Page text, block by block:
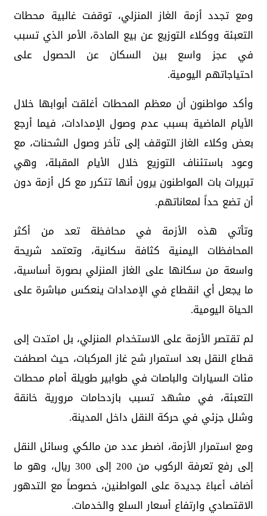
ومع تجدد أزمة الغاز المنزلي، توقفت غالبية محطات
التعبئة ووكلاء التوزيع عن بيع المادة، الأمر الذي تسبب
في عجز واسع بين السكان عن الحصول على
احتياجاتهم اليومية.
وأكد مواطنون أن معظم المحطات أغلقت أبوابها خلال
الأيام الماضية بسبب عدم وصول الإمدادات، فيما أرجع
بعض وكلاء الغاز التوقف إلى تأخر وصول الشحنات، مع
وعود باستئناف التوزيع خلال الأيام المقبلة، وهي
تبريرات بات المواطنون يرون أنها تتكرر مع كل أزمة دون
أن تضع حداً لمعاناتهم.
وتأتي هذه الأزمة في محافظة تعد من أكثر
المحافظات اليمنية كثافة سكانية، وتعتمد شريحة
واسعة من سكانها على الغاز المنزلي بصورة أساسية،
ما يجعل أي انقطاع في الإمدادات ينعكس مباشرة على
الحياة اليومية.
لم تقتصر الأزمة على الاستخدام المنزلي، بل امتدت إلى
قطاع النقل بعد استمرار شح غاز المركبات، حيث اصطفت
مئات السيارات والباصات في طوابير طويلة أمام محطات
التعبئة، في مشهد تسبب بازدحامات مرورية خانقة
وشلل جزئي في حركة النقل داخل المدينة.
ومع استمرار الأزمة، اضطر عدد من مالكي وسائل النقل
إلى رفع تعرفة الركوب من 200 إلى 300 ريال، وهو ما
أضاف أعباءً جديدة على المواطنين، خصوصاً مع التدهور
الاقتصادي وارتفاع أسعار السلع والخدمات.